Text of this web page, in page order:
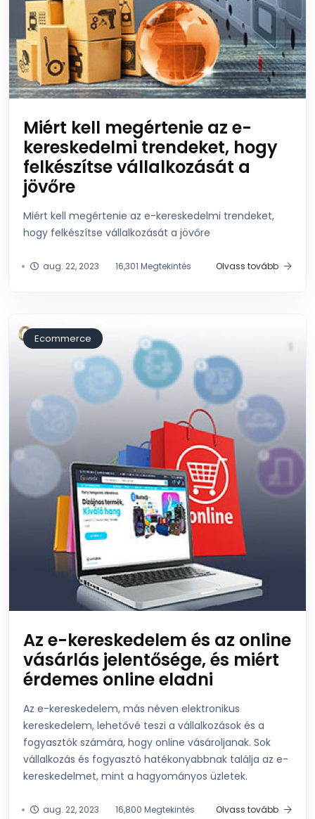
Miért kell megértenie az e-
kereskedelmi trendeket, hogy
felkészítse vállalkozását a
jövőre
Miért kell megértenie az e-kereskedelmi trendeket,
hogy felkészítse vállalkozását a jövőre
aug. 22, 2023 16,301 Megtekintés Olvass tovább
Ecommerce
Az e-kereskedelem és az online
vásárlás jelentősége, és miért
érdemes online eladni
Az e-kereskedelem, más néven elektronikus
kereskedelem, lehetővé teszi a vállalkozások és a
fogyasztók számára, hogy online vásároljanak. Sok
vállalkozás és fogyasztó hatékonyabbnak találja az e-
kereskedelmet, mint a hagyományos üzletek.
aug. 22, 2023 16,800 Megtekintés Olvass tovább